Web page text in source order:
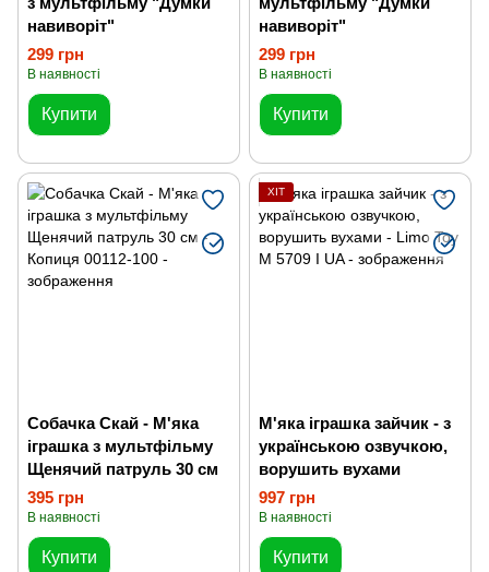
навиворіт"
299 грн
В наявності
Купити
навиворіт"
299 грн
В наявності
Купити
Собачка Скай - М'яка
іграшка з мультфільму
Щенячий патруль 30 см
395 грн
В наявності
Купити
ХІТ
М'яка іграшка зайчик - з
українською озвучкою,
ворушить вухами
997 грн
В наявності
Купити